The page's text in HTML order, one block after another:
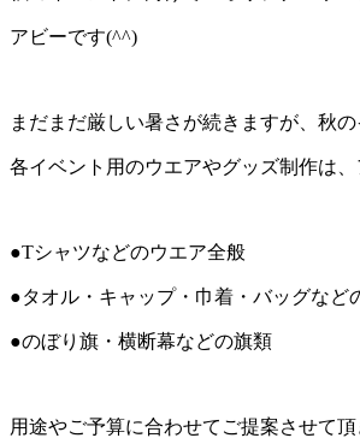
アビーです(^^)
まだまだ厳しい暑さが続きますが、秋
各イベント用のウエアやグッズ制作は
●Tシャツなどのウエア全般
●タオル・キャップ・巾着・バッグなど
●のぼり旗・横断幕などの旗類
用途やご予算に合わせてご提案させて